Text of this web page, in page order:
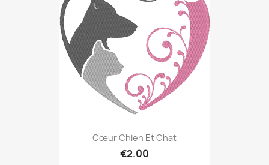
Cœur Chien Et Chat
€2.00